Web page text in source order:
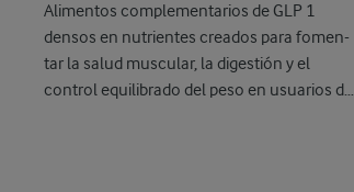
Alimentos complementarios de GLP 1
densos en nutrientes creados para fomen-
tar la salud muscular, la digestión y el
control equilibrado del peso en usuarios de